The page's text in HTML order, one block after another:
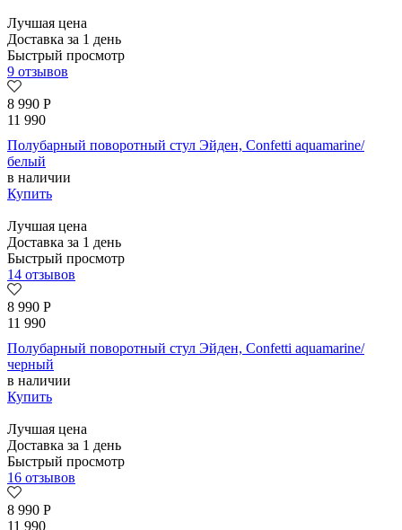
Лучшая цена
Доставка за 1 день
Быстрый просмотр
9 отзывов
8 990 Р
11 990
Полубарный поворотный стул Эйден, Confetti aquamarine/
белый
в наличии
Купить
Лучшая цена
Доставка за 1 день
Быстрый просмотр
14 отзывов
8 990 Р
11 990
Полубарный поворотный стул Эйден, Confetti aquamarine/
черный
в наличии
Купить
Лучшая цена
Доставка за 1 день
Быстрый просмотр
16 отзывов
8 990 Р
11 990